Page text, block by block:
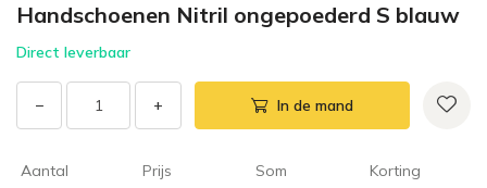
Handschoenen Nitril ongepoederd S blauw
Direct leverbaar
− + In de mand
Aantal Prijs Som Korting